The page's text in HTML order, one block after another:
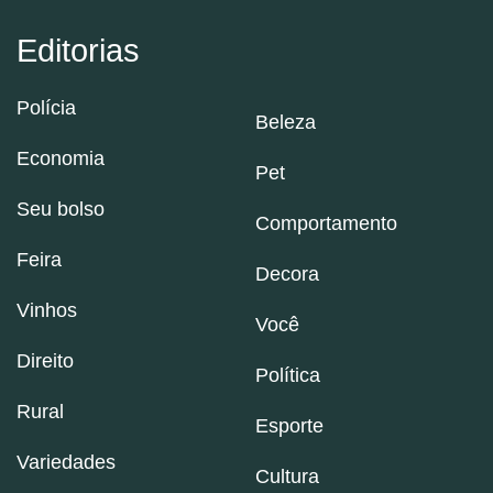
Editorias
Polícia
Economia
Seu bolso
Feira
Vinhos
Direito
Rural
Variedades
Beleza
Pet
Comportamento
Decora
Você
Política
Esporte
Cultura